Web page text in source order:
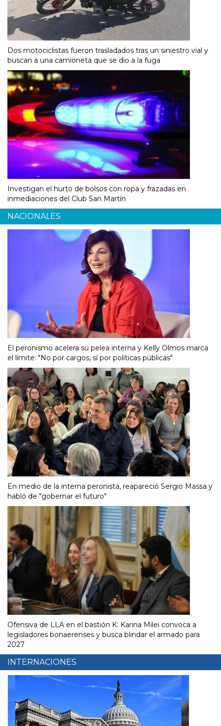
Dos motociclistas fueron trasladados tras un siniestro vial y
buscan a una camioneta que se dio a la fuga
Investigan el hurto de bolsos con ropa y frazadas en
inmediaciones del Club San Martín
NACIONALES
El peronismo acelera su pelea interna y Kelly Olmos marca
el límite: "No por cargos, sí por políticas públicas"
En medio de la interna peronista, reapareció Sergio Massa y
habló de "gobernar el futuro"
Ofensiva de LLA en el bastión K: Karina Milei convoca a
legisladores bonaerenses y busca blindar el armado para
2027
INTERNACIONES